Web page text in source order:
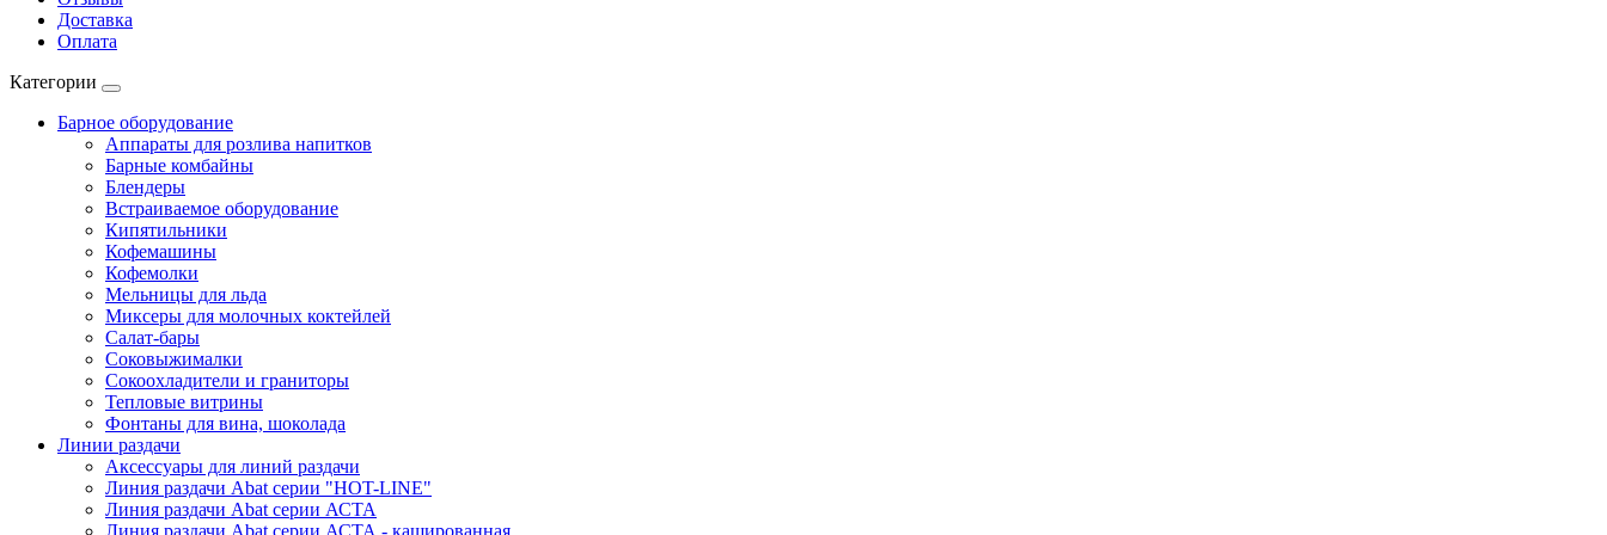
Доставка
Оплата
Категории
Барное оборудование
Аппараты для розлива напитков
Барные комбайны
Блендеры
Встраиваемое оборудование
Кипятильники
Кофемашины
Кофемолки
Мельницы для льда
Миксеры для молочных коктейлей
Салат-бары
Соковыжималки
Сокоохладители и граниторы
Тепловые витрины
Фонтаны для вина, шоколада
Линии раздачи
Аксессуары для линий раздачи
Линия раздачи Abat серии "HOT-LINE"
Линия раздачи Abat серии АСТА
Линия раздачи Abat серии АСТА - кашированная